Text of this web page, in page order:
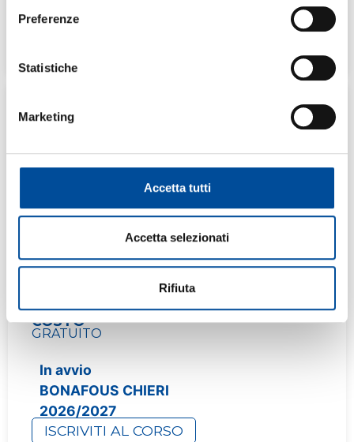
Preferenze
Statistiche
Marketing
Accetta tutti
Accetta selezionati
Rifiuta
BONAFOUS CHIERI
ADEGUAMENTO ALLA TRANSIZIONE VERDE
E DIGITALE – GESTIONE MAGAZZINO
ELEVATORI)
SCOPRI IL CORSO
IL CORSO PARTE AL RAGGIUNGIMENTO DEL
POSSIBILI PIÙ EDIZIONI.
COSTO
GRATUITO
In avvio
BONAFOUS CHIERI
2026/2027
ISCRIVITI AL CORSO